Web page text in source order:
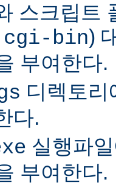
스크립트
cgi-bin)
부여한다.
디렉토리
다.
실행파
부여한다.